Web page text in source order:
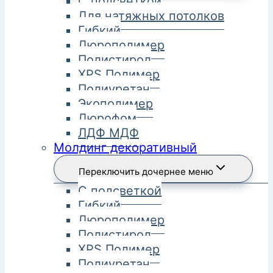
Для натяжных потолков
Гибкий
Дюрополимер
Полистирол
XPS Полимер
Полиуретан
Экополимер
Дюрофом
ЛДФ МДФ
Молдинг декоративный
Переключить дочернее меню
С подсветкой
Гибкий
Дюрополимер
Полистирол
XPS Полимер
Полиуретан